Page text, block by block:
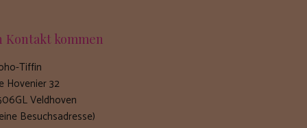
Kontakt kommen
Tiffin
Hovenier 32
Veldhoven
Besuchsadresse)